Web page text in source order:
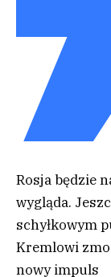
Rosja będzie
wygląda.
schyłkowym
Kremlowi
nowy impuls